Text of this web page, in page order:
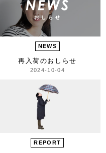
NEWS
再入荷のおしらせ
2024-10-04
REPORT